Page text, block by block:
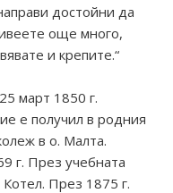
достойни да
още много,
и крепите.“
март 1850 г.
е получил в родния
в о. Малта.
г. През учебната
През 1875 г.